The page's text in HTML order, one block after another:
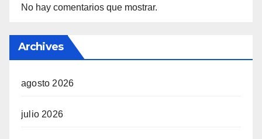
No hay comentarios que mostrar.
Archives
agosto 2026
julio 2026